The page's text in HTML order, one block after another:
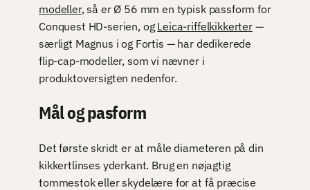
modeller, så er Ø 56 mm en typisk passform for
Conquest HD-serien, ogLeica-riffelkikkerter—
særligt Magnus i og Fortis — har dedikerede
flip-cap-modeller, som vi nævner i
produktoversigten nedenfor.
Mål og pasform
Det første skridt er at måle diameteren på din
kikkertlinses yderkant. Brug en nøjagtig
tommestok eller skydelære for at få præcise